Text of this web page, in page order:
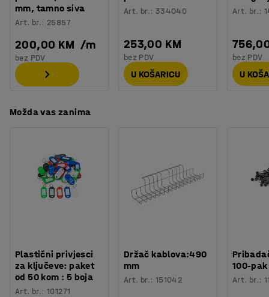
mm, tamno siva
Art. br.: 25857
200,00 KM /m
bez PDV
Art. br.: 334040
253,00 KM
bez PDV
U KOŠARICU
Art. br.:
bez PDV
U
Možda vas zanima
Plastični privjesci
za ključeve: paket
od 50 kom : 5 boja
Art. br.:101271
Držač kablova:490
mm
Art. br.: 151042
100-pak
Art. br.: